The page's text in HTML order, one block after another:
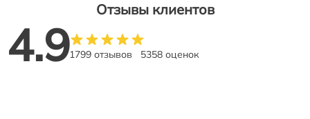
Отзывы клиентов
4.91799 отзывов 5358 оценок